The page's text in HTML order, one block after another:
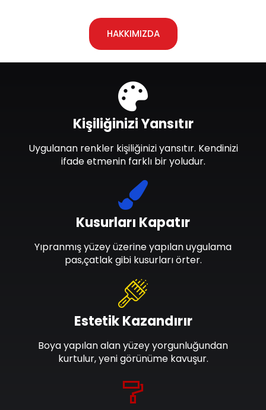
HAKKIMIZDA
Estetik Kazandırır
Boya yapılan alan yüzey yorgunluğundan
kurtulur, yeni görünüme kavuşur.
Kusurları Kapatır
Yıpranmış yüzey üzerine yapılan uygulama
pas,çatlak gibi kusurları örter.
Kişiliğinizi Yansıtır
Uygulanan renkler kişiliğinizi yansıtır. Kendinizi
ifade etmenin farklı bir yoludur.